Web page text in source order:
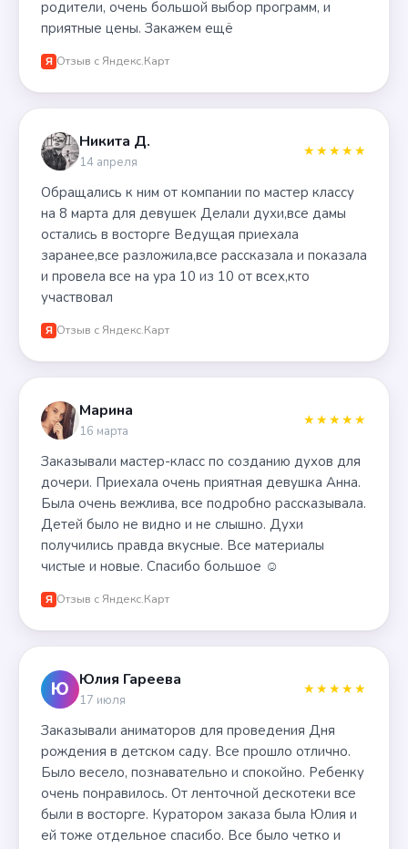
родители, очень большой выбор программ, и
приятные цены. Закажем ещё
Я Отзыв с Яндекс.Карт
Никита Д.
14 апреля
★★★★★
Обращались к ним от компании по мастер классу
на 8 марта для девушек Делали духи,все дамы
остались в восторге Ведущая приехала
заранее,все разложила,все рассказала и показала
и провела все на ура 10 из 10 от всех,кто
участвовал
Я Отзыв с Яндекс.Карт
Марина
16 марта
★★★★★
Заказывали мастер-класс по созданию духов для
дочери. Приехала очень приятная девушка Анна.
Была очень вежлива, все подробно рассказывала.
Детей было не видно и не слышно. Духи
получились правда вкусные. Все материалы
чистые и новые. Спасибо большое ☺️
Я Отзыв с Яндекс.Карт
Ю Юлия Гареева
17 июля
★★★★★
Заказывали аниматоров для проведения Дня
рождения в детском саду. Все прошло отлично.
Было весело, познавательно и спокойно. Ребенку
очень понравилось. От ленточной дескотеки все
были в восторге. Куратором заказа была Юлия и
ей тоже отдельное спасибо. Все было четко и